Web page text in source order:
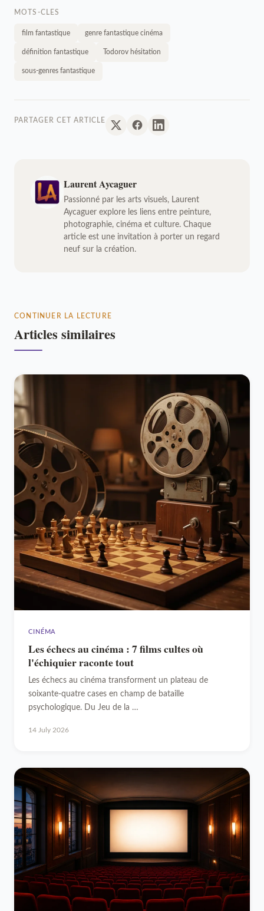
MOTS-CLES
film fantastique genre fantastique cinéma
définition fantastique Todorov hésitation
sous-genres fantastique
PARTAGER CET ARTICLE
Laurent Aycaguer
Passionné par les arts visuels, Laurent
Aycaguer explore les liens entre peinture,
photographie, cinéma et culture. Chaque
article est une invitation à porter un regard
neuf sur la création.
CONTINUER LA LECTURE
Articles similaires
CINÉMA
Les échecs au cinéma : 7 films cultes où
l'échiquier raconte tout
Les échecs au cinéma transforment un plateau de
soixante-quatre cases en champ de bataille
psychologique. Du Jeu de la …
14 July 2026